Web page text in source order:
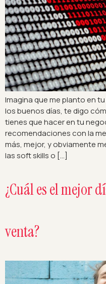
Imagina que me planto en
los buenos días, te digo
tienes que hacer en tu
recomendaciones con la
más, mejor, y obviamente
las soft skills o […]
¿Cuál es el mejor
venta?